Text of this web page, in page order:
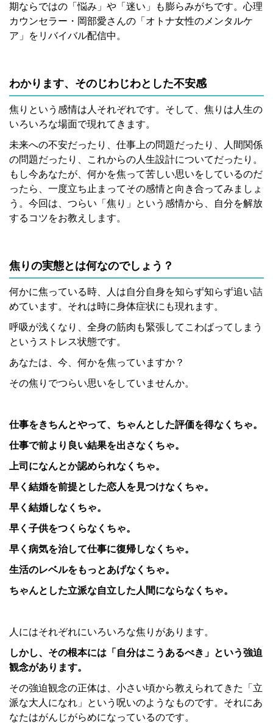
期ならではの「悩み」や「迷い」も膨らみがちです。心理
カウンセラー・岡部愛さんの「オトナ女性のメンタルケ
ア」をリバイバル配信中。
わかります、そのじわじわとした不安感
焦りという感情は人それぞれです。そして、焦りは人生の
いろいろな場面で現れてきます。
未来への不安だったり、仕事上の問題だったり、人間関係
の問題だったり、これからの人生設計についてだったり。
もし今あなたが、何かを焦って苦しい思いをしているのだ
ったら、一度立ち止まってその感情と向き合ってみましょ
う。今回は、つらい「焦り」という感情から、自分を解放
するコツをお教えします。
焦りの実態とは何なのでしょう？
何かに焦っている時、人は自分自身を知らず知らず追い詰
めています。それは時に身体症状にも現れます。
呼吸が浅くなり、全身の筋肉も緊張してこわばってしまう
というストレス状態です。
あなたは、今、何かを焦っていますか？
その焦りでつらい思いをしていませんか。
仕事をきちんとやって、ちゃんとした評価を得なくちゃ。
仕事で前より良い結果を出さなくちゃ。
上司になんとか認められなくちゃ。
早く結婚を前提とした恋人を見つけなくちゃ。
早く結婚しなくちゃ。
早く子供をつくらなくちゃ。
早く病気を治して仕事に復帰しなくちゃ。
生活のレベルをもっとあげなくちゃ。
ちゃんとした立派な自立した人間にならなくちゃ。
人にはそれぞれにいろいろな焦りがあります。
しかし、その根本には「自分はこうあるべき」という強迫
観念があります。
その強迫観念の正体は、小さい頃から教えられてきた「立
派な大人になれ」という呪いのようなものです。それにあ
なたはがんじがらめになっているのです。